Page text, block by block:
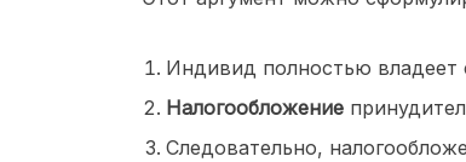
Индивид полностью
Налогообложение
Следовательно,